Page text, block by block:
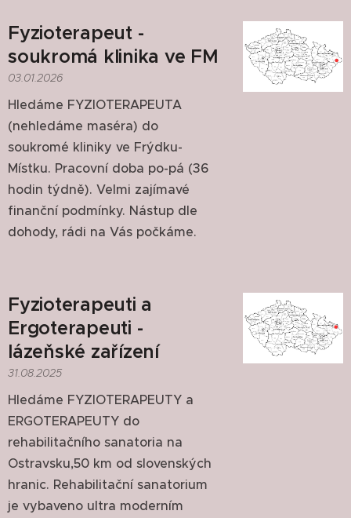
Fyzioterapeut -
soukromá klinika ve FM
03.01.2026
Hledáme FYZIOTERAPEUTA
(nehledáme maséra) do
soukromé kliniky ve Frýdku-
Místku. Pracovní doba po-pá (36
hodin týdně). Velmi zajímavé
finanční podmínky. Nástup dle
dohody, rádi na Vás počkáme.
Fyzioterapeuti a
Ergoterapeuti -
lázeňské zařízení
31.08.2025
Hledáme FYZIOTERAPEUTY a
ERGOTERAPEUTY do
rehabilitačního sanatoria na
Ostravsku,50 km od slovenských
hranic. Rehabilitační sanatorium
je vybaveno ultra moderním